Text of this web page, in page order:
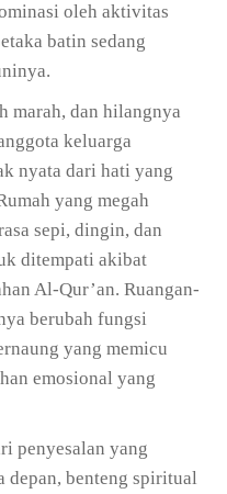
oleh aktivitas
batin sedang
marah, dan hilangnya
keluarga
nyata dari hati yang
yang megah
sepi, dingin, dan
ditempati akibat
Al-Qur’an. Ruangan-
berubah fungsi
yang memicu
emosional yang
penyesalan yang
depan, benteng spiritual